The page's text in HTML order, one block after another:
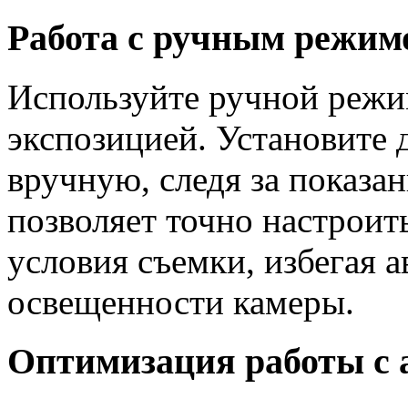
Работа с ручным
Используйте ручной
экспозицией.
вручную, следя за
позволяет точно
условия съемки, избегая
освещенности камеры.
Оптимизация работы с